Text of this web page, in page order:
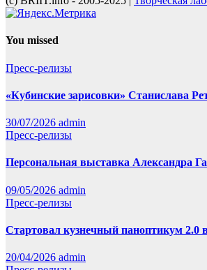
You missed
Пресс-релизы
«Кубинские зарисовки» Станислава
30/07/2026 admin
Пресс-релизы
Персональная выставка Александра
09/05/2026 admin
Пресс-релизы
Стартовал кузнечный паноптикум 2.0
20/04/2026 admin